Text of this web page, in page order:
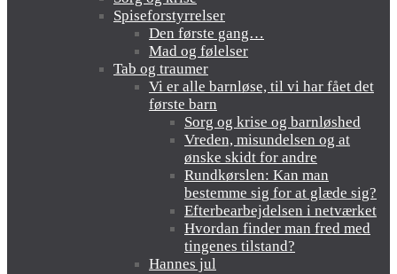
Spiseforstyrrelser
Den første gang…
Mad og følelser
Tab og traumer
Vi er alle barnløse, til vi har fået det
første barn
Sorg og krise og barnløshed
Vreden, misundelsen og at
ønske skidt for andre
Rundkørslen: Kan man
bestemme sig for at glæde sig?
Efterbearbejdelsen i netværket
Hvordan finder man fred med
tingenes tilstand?
Hannes jul